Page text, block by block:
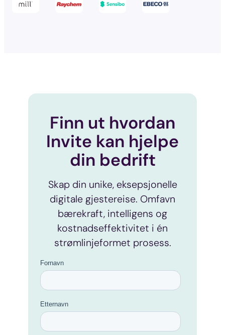
Finn ut hvordan
Invite kan hjelpe
din bedrift
Skap din unike, eksepsjonelle
digitale gjestereise. Omfavn
bærekraft, intelligens og
kostnadseffektivitet i én
strømlinjeformet prosess.